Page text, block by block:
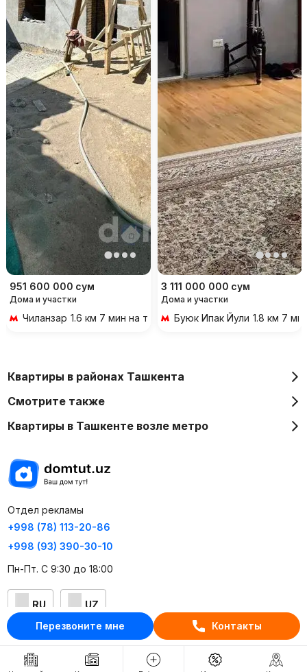
Перезвоните мне Контакты
951 600 000 сум
Дома и участки
Чиланзар 1.6 км 7 мин на транспорте
3 111 000 000 сум
Дома и участки
Буюк Ипак Йули 1.8 км 7
Квартиры в районах Ташкента
Смотрите также
Квартиры в Ташкенте возле метро
Отдел рекламы
+998 (78) 113-20-86
+998 (93) 390-30-10
Пн-Пт. С 9:30 до 18:00
RU UZ
Контакты
О проекте